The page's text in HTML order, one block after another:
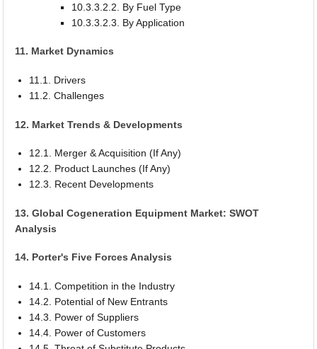
10.3.3.2.2. By Fuel Type
10.3.3.2.3. By Application
11. Market Dynamics
11.1. Drivers
11.2. Challenges
12. Market Trends & Developments
12.1. Merger & Acquisition (If Any)
12.2. Product Launches (If Any)
12.3. Recent Developments
13. Global Cogeneration Equipment Market: SWOT
Analysis
14. Porter's Five Forces Analysis
14.1. Competition in the Industry
14.2. Potential of New Entrants
14.3. Power of Suppliers
14.4. Power of Customers